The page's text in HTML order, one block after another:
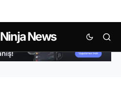
Ninja News